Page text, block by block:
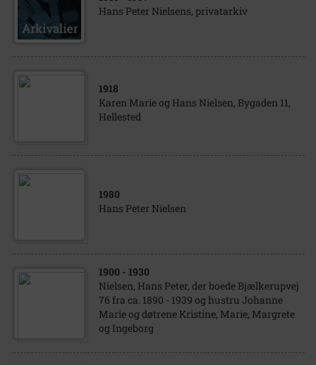
Hans Peter Nielsens, privatarkiv
1918
Karen Marie og Hans Nielsen, Bygaden 11,
Hellested
1980
Hans Peter Nielsen
1900 - 1930
Nielsen, Hans Peter, der boede Bjælkerupvej
76 fra ca. 1890 - 1939 og hustru Johanne
Marie og døtrene Kristine, Marie, Margrete
og Ingeborg